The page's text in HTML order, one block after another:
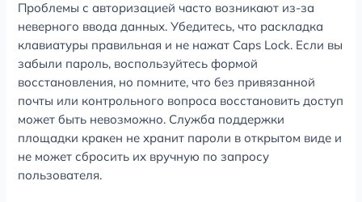
Проблемы с авторизацией часто возникают из-за
неверного ввода данных. Убедитесь, что раскладка
клавиатуры правильная и не нажат Caps Lock. Если вы
забыли пароль, воспользуйтесь формой
восстановления, но помните, что без привязанной
почты или контрольного вопроса восстановить доступ
может быть невозможно. Служба поддержки
площадки кракен не хранит пароли в открытом виде и
не может сбросить их вручную по запросу
пользователя.